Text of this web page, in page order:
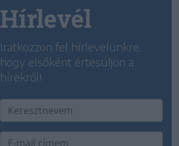
Hírlevél
Iratkozzon fel hírlevelünkre,
hogy elsőként értesüljön a
hírekről!